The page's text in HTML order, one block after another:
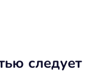
следует